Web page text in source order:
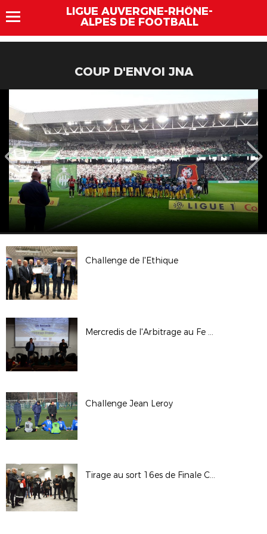
LIGUE AUVERGNE-RHÔNE-
ALPES DE FOOTBALL
COUP D'ENVOI JNA
Challenge de l'Ethique
Mercredis de l'Arbitrage au Fe - 31/01/18
Challenge Jean Leroy
Tirage au sort 16es de Finale Coupe LAuRAFoot